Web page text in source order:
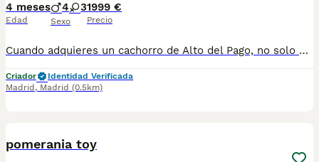
4 meses
Edad
4 3
Sexo
1999 €
Precio
Cuando adquieres un cachorro de Alto del Pago, no solo estás incorporando un perro a tu vida… estás eligiendo una forma de criar basada en la excelencia, la transparencia y el respeto absoluto por cada ejemplar. En nuestro criadero trabajamos con una selección muy cuidada de líneas, priorizando siempre la salud, el carácter y la estabilidad del cachorro. Cada camada es planificada con criterio, sin prisas y con un seguimiento constante desde el primer día. Creemos en hacer las cosas bien y en enseñarlas tal cual son. Por eso, abrimos las puertas de nuestra casa, mostramos nuestro día a día y acompañamos a cada familia con total cercanía y honestidad durante todo el proceso. Somos profesionales con todas las licencias en regla para poder ejercer esta maravillosa actividad, y no tenemos intermediarios, para adquirir un ejemplar de ALTO DEL PAGO, debes tratar personalmente con nosotros, venir a nuestra casa, donde conoceras nuestras espectaculares instalaciones, verás a los padres de los cachorros junto a los pequeñajos y podrás escoger a tu compañero. Los cachorros se entregan siempre con su completa documentación, microchip implantado, certificados de salud de los progenitores, vacunados y desparasitados. visita nuestra web altodelpago.es o conocenos en redes sociales : instagram @altodelpago Teléfono de atención al cliente : 679 67 30 10
Criador
Identidad Verificada
Madrid , Madrid (0.5km)
pomerania toy